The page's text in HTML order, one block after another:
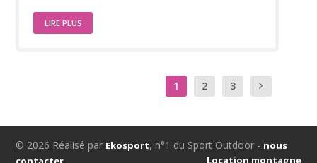
LIRE PLUS
1 2 3
© 2026 Réalisé par Ekosport, n°1 du Sport Outdoor - nous
Location montagne